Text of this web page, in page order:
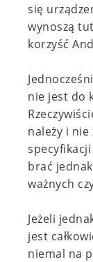
się
wynoszą
korzyść
nie jest do
należy i
brać
ważnych
Jeżeli
jest
niemal na